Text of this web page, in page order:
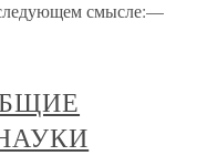
следующем смысле:—